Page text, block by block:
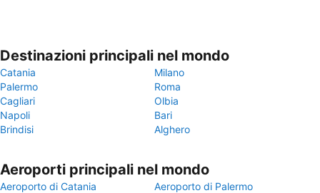
Destinazioni principali nel mondo
Catania
Milano
Palermo
Roma
Cagliari
Olbia
Napoli
Bari
Brindisi
Alghero
Aeroporti principali nel mondo
Aeroporto di Catania
Aeroporto di Palermo